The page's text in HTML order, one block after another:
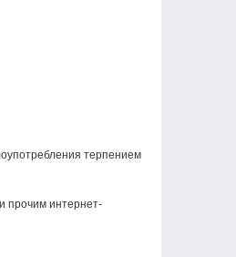
терпением
прочим интернет-